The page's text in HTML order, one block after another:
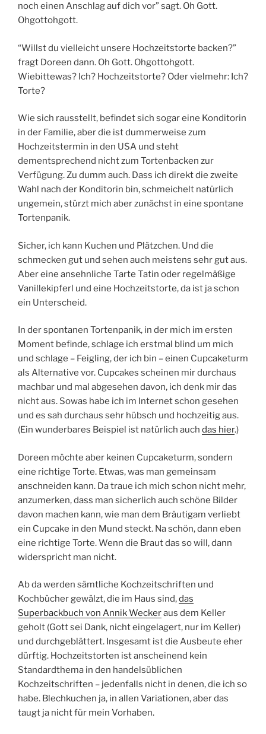
noch einen Anschlag auf dich vor” sagt. Oh Gott.
Ohgottohgott.
“Willst du vielleicht unsere Hochzeitstorte backen?”
fragt Doreen dann. Oh Gott. Ohgottohgott.
Wiebittewas? Ich? Hochzeitstorte? Oder vielmehr: Ich?
Torte?
Wie sich rausstellt, befindet sich sogar eine Konditorin
in der Familie, aber die ist dummerweise zum
Hochzeitstermin in den USA und steht
dementsprechend nicht zum Tortenbacken zur
Verfügung. Zu dumm auch. Dass ich direkt die zweite
Wahl nach der Konditorin bin, schmeichelt natürlich
ungemein, stürzt mich aber zunächst in eine spontane
Tortenpanik.
Sicher, ich kann Kuchen und Plätzchen. Und die
schmecken gut und sehen auch meistens sehr gut aus.
Aber eine ansehnliche Tarte Tatin oder regelmäßige
Vanillekipferl und eine Hochzeitstorte, da ist ja schon
ein Unterscheid.
In der spontanen Tortenpanik, in der mich im ersten
Moment befinde, schlage ich erstmal blind um mich
und schlage – Feigling, der ich bin – einen Cupcaketurm
als Alternative vor. Cupcakes scheinen mir durchaus
machbar und mal abgesehen davon, ich denk mir das
nicht aus. Sowas habe ich im Internet schon gesehen
und es sah durchaus sehr hübsch und hochzeitig aus.
(Ein wunderbares Beispiel ist natürlich auch das hier.)
Doreen möchte aber keinen Cupcaketurm, sondern
eine richtige Torte. Etwas, was man gemeinsam
anschneiden kann. Da traue ich mich schon nicht mehr,
anzumerken, dass man sicherlich auch schöne Bilder
davon machen kann, wie man dem Bräutigam verliebt
ein Cupcake in den Mund steckt. Na schön, dann eben
eine richtige Torte. Wenn die Braut das so will, dann
widerspricht man nicht.
Ab da werden sämtliche Kochzeitschriften und
Kochbücher gewälzt, die im Haus sind,das
Superbackbuch von Annik Weckeraus dem Keller
geholt (Gott sei Dank, nicht eingelagert, nur im Keller)
und durchgeblättert. Insgesamt ist die Ausbeute eher
dürftig. Hochzeitstorten ist anscheinend kein
Standardthema in den handelsüblichen
Kochzeitschriften – jedenfalls nicht in denen, die ich so
habe. Blechkuchen ja, in allen Variationen, aber das
taugt ja nicht für mein Vorhaben.